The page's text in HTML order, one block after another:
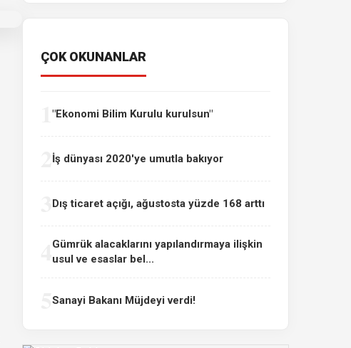
ÇOK OKUNANLAR
"Ekonomi Bilim Kurulu kurulsun"
İş dünyası 2020'ye umutla bakıyor
Dış ticaret açığı, ağustosta yüzde 168 arttı
Gümrük alacaklarını yapılandırmaya ilişkin
usul ve esaslar bel...
Sanayi Bakanı Müjdeyi verdi!